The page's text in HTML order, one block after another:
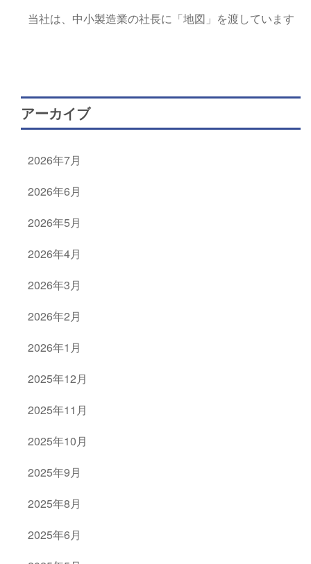
当社は、中小製造業の社長に「地図」を渡しています
アーカイブ
2026年7月
2026年6月
2026年5月
2026年4月
2026年3月
2026年2月
2026年1月
2025年12月
2025年11月
2025年10月
2025年9月
2025年8月
2025年6月